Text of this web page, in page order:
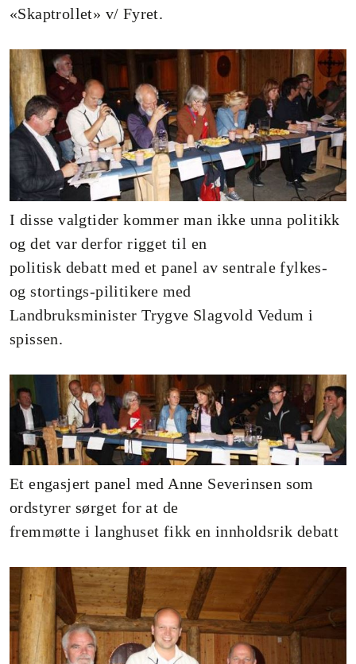
«Skaptrollet» v/ Fyret.
I disse valgtider kommer man ikke unna politikk
og det var derfor rigget til en
politisk debatt med et panel av sentrale fylkes-
og stortings-pilitikere med
Landbruksminister Trygve Slagvold Vedum i
spissen.
Et engasjert panel med Anne Severinsen som
ordstyrer sørget for at de
fremmøtte i langhuset fikk en innholdsrik debatt